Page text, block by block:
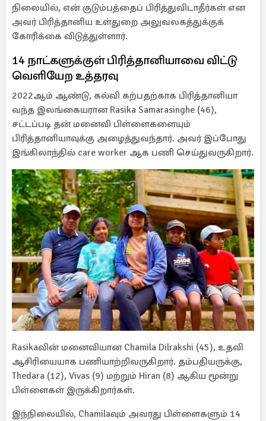
நிலையில், என் குடும்பத்தைப் பிரித்துவிடாதீர்கள் என
அவர் பிரித்தானிய உள்துறை அலுவலகத்துக்குக்
கோரிக்கை விடுத்துள்ளார்.
14 நாட்களுக்குள் பிரித்தானியாவை விட்டு
வெளியேற உத்தரவு
2022ஆம் ஆண்டு, கல்வி கற்பதற்காக பிரித்தானியா
வந்த இலங்கையரான Rasika Samarasinghe (46),
சட்டப்படி தன் மனைவி பிள்ளைகளையும்
பிரித்தானியாவுக்கு அழைத்துவந்தார். அவர் இப்போது
இங்கிலாந்தில் care worker ஆக பணி செய்துவருகிறார்.
Rasikaவின் மனைவியான Chamila Dilrakshi (45), உதவி
ஆசிரியையாக பணியாற்றிவருகிறார். தம்பதியருக்கு,
Thedara (12), Vivas (9) மற்றும் Hiran (8) ஆகிய மூன்று
பிள்ளைகள் இருக்கிறார்கள்.
இந்நிலையில், Chamilaவும் அவரது பிள்ளைகளும் 14